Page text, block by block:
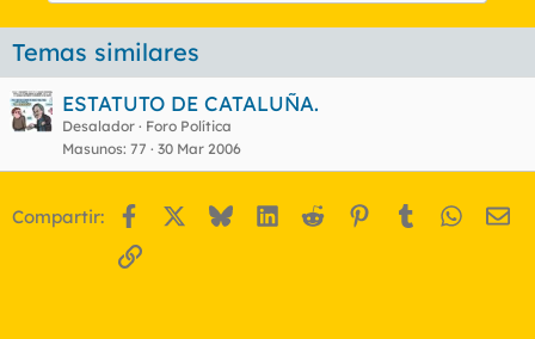
Temas similares
ESTATUTO DE CATALUÑA.
Desalador
Foro Política
Masunos 77 30 Mar 2006
Compartir: Facebook BlueskyLinkedIn
Reddit Pinterest
Tumblr
Enlace